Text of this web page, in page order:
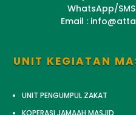
WhatsApp/
Email :
UNIT KEGIATAN
UNIT PENGUMPUL ZAKAT
KOPERASI JAMAAH MASJID